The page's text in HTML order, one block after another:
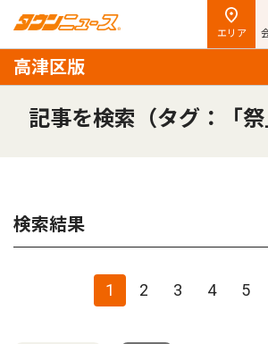
エリア
高津区版
記事を検索（タグ：「祭
検索結果
1 2 3 4 5